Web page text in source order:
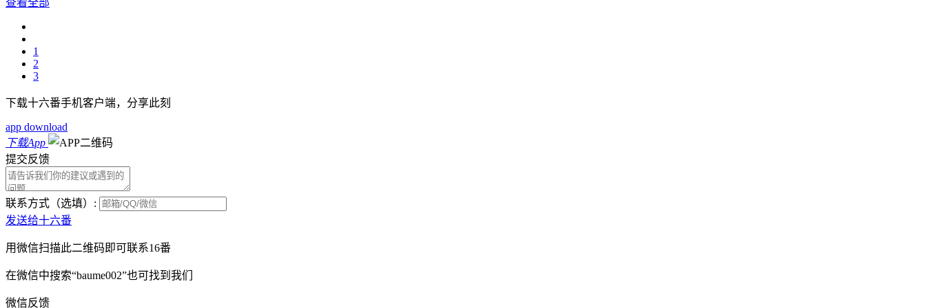
1
2
3
下载十六番手机客户端，分享此刻
app download
下载App
提交反馈
联系方式（选填）:
发送给十六番
用微信扫描此二维码即可联系16番
在微信中搜索“baume002”也可找到我们
微信反馈